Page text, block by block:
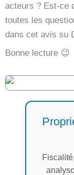
acteurs ? Est-ce
toutes les
dans cet avis su
Bonne lecture 😉